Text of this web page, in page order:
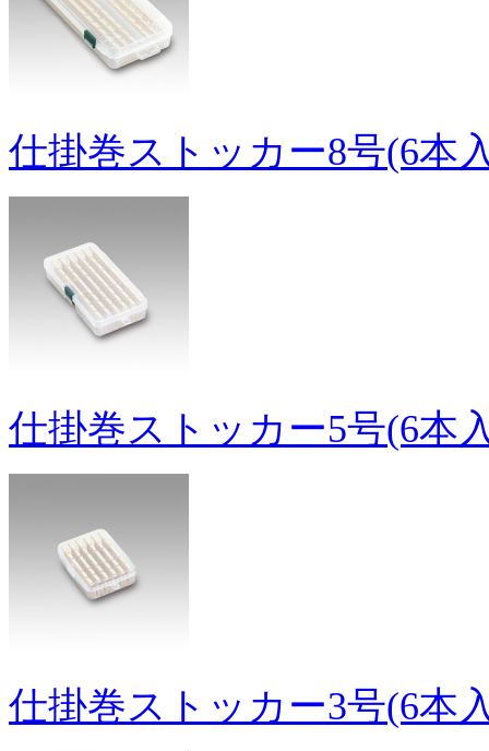
仕掛巻ストッカー8号(6本
仕掛巻ストッカー5号(6本
仕掛巻ストッカー3号(6本